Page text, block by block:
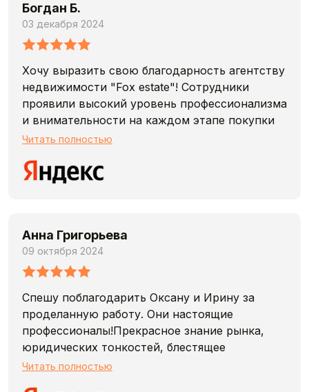
знакомым.
Богдан Б.
03 декабря 2024
Хочу выразить свою благодарность агентству
недвижимости "Fox estate"! Сотрудники
проявили высокий уровень профессионализма
и внимательности на каждом этапе покупки
квартиры. Особенно приятно удивила
помочь в выборе. Благодаря их поддержке я
нашел идеальное жилье, соответствующее
сфере недвижимости!
Читать полностью
Анна Григорьева
09 октября 2024
Спешу поблагодарить Оксану и Ирину за
проделанную работу. Они настоящие
профессионалы!Прекрасное знание рынка,
юридических тонкостей, блестящее
проведение сделок, - все это заслуживает
Читать полностью